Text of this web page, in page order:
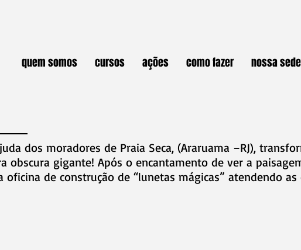
quem somos cursos ações como fazer nossa sede
dos moradores de Praia Seca, (Araruama –RJ),
obscura gigante! Após o encantamento de ver a
de construção de “lunetas mágicas” atendendo